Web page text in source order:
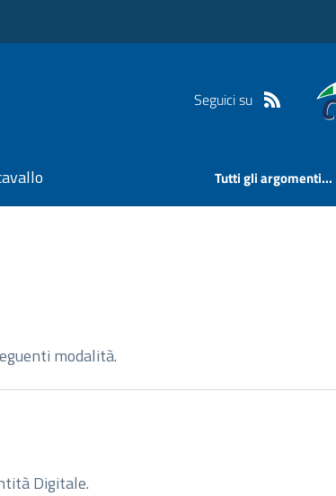
Seguici su
Tutti gli argomenti...
modalità.
Digitale.